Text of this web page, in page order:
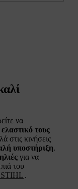
να
ελαστικό τους
στις κινήσεις
υποστήριξη.
για να
του
STIHL .